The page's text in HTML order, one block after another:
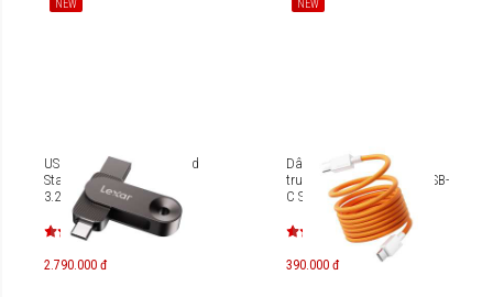
NEW
USB Lexar JumpDrive Solid
State Dual Drive D500 USB
3.2 Gen 1 Type-C 512GB
LJDD500512G-BNQNG
2.790.000 đ
NEW
Dây sạc nam châm kiêm
truyền dữ liệu USB-C to USB-
C Sharge 1.5M 240W
390.000 đ